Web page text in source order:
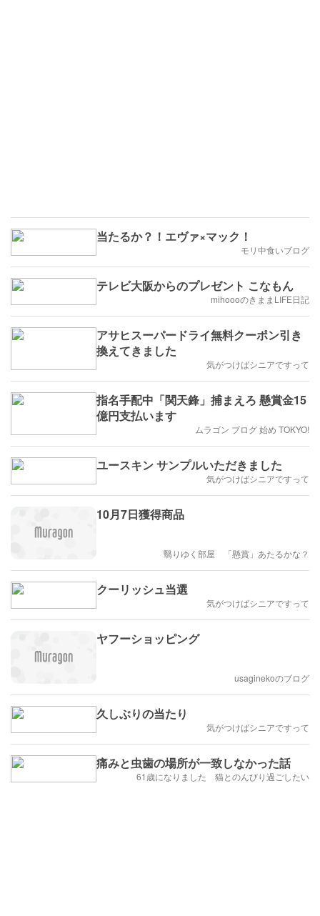
当たるか？！エヴァ×マック！
モリ中食いブログ
テレビ大阪からのプレゼント こなもん
mihoooのきままLIFE日記
アサヒスーパードライ無料クーポン引き
換えてきました
気がつけばシニアですって
指名手配中「関天鋒」捕まえろ 懸賞金15
億円支払います
ムラゴン ブログ 始め TOKYO!
ユースキン サンプルいただきました
気がつけばシニアですって
10月7日獲得商品
翳りゆく部屋 「懸賞」あたるかな？
クーリッシュ当選
気がつけばシニアですって
ヤフーショッピング
usaginekoのブログ
久しぶりの当たり
気がつけばシニアですって
痛みと虫歯の場所が一致しなかった話
61歳になりました 猫とのんびり過ごしたい